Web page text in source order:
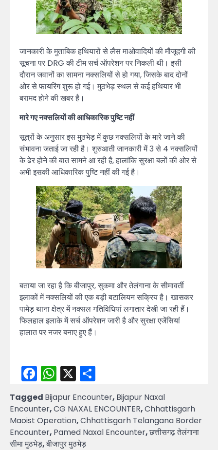
जानकारी के मुताबिक हथियारों से लैस माओवादियों की मौजूदगी की
सूचना पर DRG की टीम सर्च ऑपरेशन पर निकली थी। इसी
दौरान जवानों का सामना नक्सलियों से हो गया, जिसके बाद दोनों
ओर से फायरिंग शुरू हो गई। मुठभेड़ स्थल से कई हथियार भी
बरामद होने की खबर है।
मारे गए नक्सलियों की आधिकारिक पुष्टि नहीं
सूत्रों के अनुसार इस मुठभेड़ में कुछ नक्सलियों के मारे जाने की
संभावना जताई जा रही है। शुरुआती जानकारी में 3 से 4 नक्सलियों
के ढेर होने की बात सामने आ रही है, हालांकि सुरक्षा बलों की ओर से
अभी इसकी आधिकारिक पुष्टि नहीं की गई है।
बताया जा रहा है कि बीजापुर, सुकमा और तेलंगाना के सीमावर्ती
इलाकों में नक्सलियों की एक बड़ी बटालियन सक्रिय है। खासकर
पामेड़ थाना क्षेत्र में नक्सल गतिविधियां लगातार देखी जा रही हैं।
फिलहाल इलाके में सर्च ऑपरेशन जारी है और सुरक्षा एजेंसियां
हालात पर नजर बनाए हुए हैं।
Facebook
WhatsApp
X
Tagged Bijapur Encounter, Bijapur Naxal
Encounter,CG NAXAL ENCOUNTER,Chhattisgarh
Maoist Operation,Chhattisgarh Telangana Border
Encounter, Pamed Naxal Encounter,छत्तीसगढ़ तेलंगाना
सीमा मुठभेड़,बीजापुर मुठभेड़